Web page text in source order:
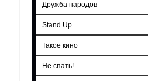
Дружба народов
Stand Up
Такое кино
Не спать!